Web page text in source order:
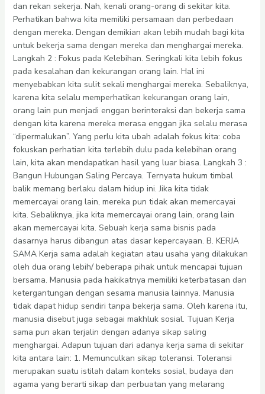
dan rekan sekerja. Nah, kenali orang-orang di sekitar kita.
Perhatikan bahwa kita memiliki persamaan dan perbedaan
dengan mereka. Dengan demikian akan lebih mudah bagi kita
untuk bekerja sama dengan mereka dan menghargai mereka.
Langkah 2 : Fokus pada Kelebihan. Seringkali kita lebih fokus
pada kesalahan dan kekurangan orang lain. Hal ini
menyebabkan kita sulit sekali menghargai mereka. Sebaliknya,
karena kita selalu memperhatikan kekurangan orang lain,
orang lain pun menjadi enggan berinteraksi dan bekerja sama
dengan kita karena mereka merasa enggan jika selalu merasa
“dipermalukan”. Yang perlu kita ubah adalah fokus kita: coba
fokuskan perhatian kita terlebih dulu pada kelebihan orang
lain, kita akan mendapatkan hasil yang luar biasa. Langkah 3 :
Bangun Hubungan Saling Percaya. Ternyata hukum timbal
balik memang berlaku dalam hidup ini. Jika kita tidak
memercayai orang lain, mereka pun tidak akan memercayai
kita. Sebaliknya, jika kita memercayai orang lain, orang lain
akan memercayai kita. Sebuah kerja sama bisnis pada
dasarnya harus dibangun atas dasar kepercayaan. B. KERJA
SAMA Kerja sama adalah kegiatan atau usaha yang dilakukan
oleh dua orang lebih/ beberapa pihak untuk mencapai tujuan
bersama. Manusia pada hakikatnya memiliki keterbatasan dan
ketergantungan dengan sesama manusia lainnya. Manusia
tidak dapat hidup sendiri tanpa bekerja sama. Oleh karena itu,
manusia disebut juga sebagai makhluk sosial. Tujuan Kerja
sama pun akan terjalin dengan adanya sikap saling
menghargai. Adapun tujuan dari adanya kerja sama di sekitar
kita antara lain: 1. Memunculkan sikap toleransi. Toleransi
merupakan suatu istilah dalam konteks sosial, budaya dan
agama yang berarti sikap dan perbuatan yang melarang